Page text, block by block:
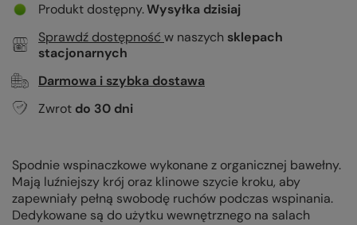
Produkt dostępny Wysyłka dzisiaj
Sprawdź dostępność w naszych sklepach
stacjonarnych
Darmowa i szybka dostawa
Zwrot do 30 dni
Spodnie wspinaczkowe wykonane z organicznej bawełny.
Mają luźniejszy krój oraz klinowe szycie kroku, aby
zapewniały pełną swobodę ruchów podczas wspinania.
Dedykowane są do użytku wewnętrznego na salach